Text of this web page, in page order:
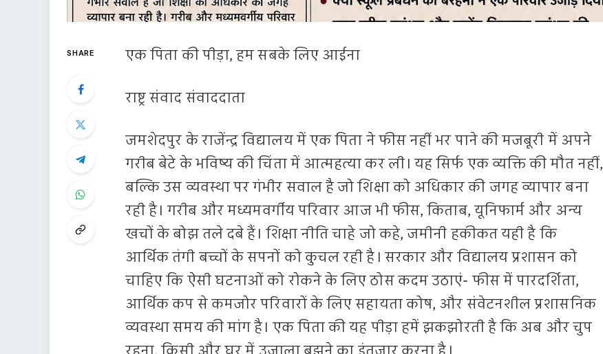
SHARE एक पिता की पीड़ा, हम सबके लिए आईना
राष्ट्र संवाद संवाददाता
जमशेदपुर के राजेंन्द्र विद्यालय में एक पिता ने फीस नहीं भर पाने की मजबूरी में अपने
गरीब बेटे के भविष्य की चिंता में आत्महत्या कर ली। यह सिर्फ एक व्यक्ति की मौत नहीं,
बल्कि उस व्यवस्था पर गंभीर सवाल है जो शिक्षा को अधिकार की जगह व्यापार बना
रही है। गरीब और मध्यमवर्गीय परिवार आज भी फीस, किताब, यूनिफार्म और अन्य
खचों के बोझ तले दबे हैं। शिक्षा नीति चाहे जो कहे, जमीनी हकीकत यही है कि
आर्थिक तंगी बच्चों के सपनों को कुचल रही है। सरकार और विद्यालय प्रशासन को
चाहिए कि ऐसी घटनाओं को रोकने के लिए ठोस कदम उठाएं- फीस में पारदर्शिता,
आर्थिक कप से कमजोर परिवारों के लिए सहायता कोष, और संवेटनशील प्रशासनिक
व्यवस्था समय की मांग है। एक पिता की यह पीड़ा हमें झकझोरती है कि अब और चुप